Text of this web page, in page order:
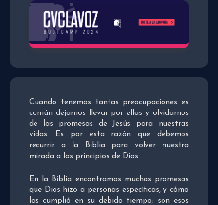
Cuando tenemos tantas preocupaciones es
común dejarnos llevar por ellas y olvidarnos
de las promesas de Jesús para nuestras
vidas. Es por esta razón que debemos
recurrir a la Biblia para volver nuestra
mirada a los principios de Dios.
En la Biblia encontramos muchas promesas
que Dios hizo a personas específicas, y cómo
las cumplió en su debido tiempo; son esos